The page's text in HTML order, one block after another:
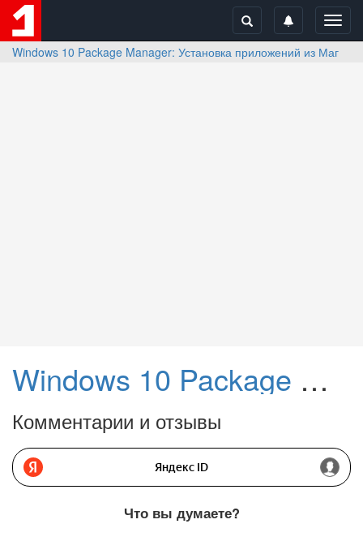
Windows 10 Package Manager: Установка приложений из
Windows 10 Package Manager: Установка приложений из Магазина Microsoft, автозаполнения команд PowerShell
Комментарии и отзывы